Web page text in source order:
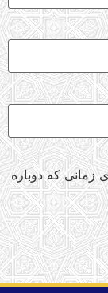
زمانی که دوباره